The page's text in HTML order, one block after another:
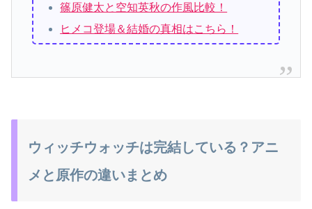
篠原健太と空知英秋の作風比較！
ヒメコ登場＆結婚の真相はこちら！
ウィッチウォッチは完結している？アニ
メと原作の違いまとめ